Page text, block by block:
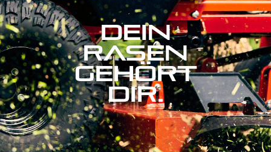
DEIN
RASEN
GEHÖRT
DIR.